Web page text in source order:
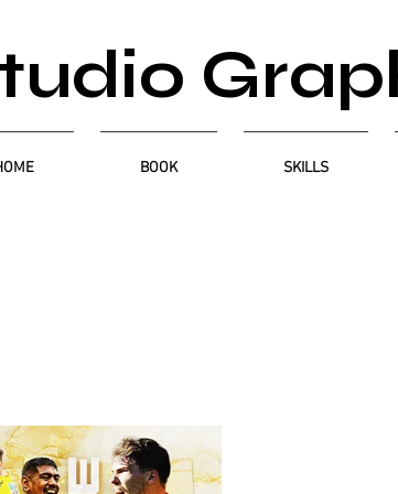
BOOK SKILLS